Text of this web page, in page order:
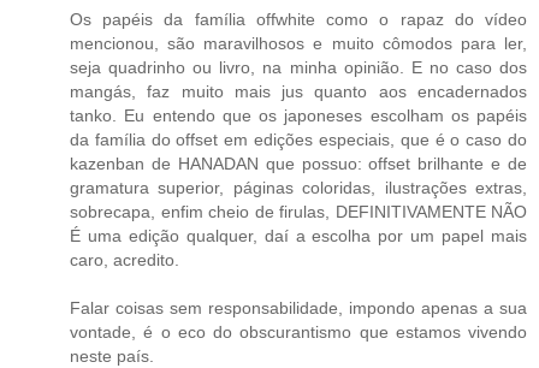
Os papéis da família offwhite como o rapaz do vídeo
mencionou, são maravilhosos e muito cômodos para ler,
seja quadrinho ou livro, na minha opinião. E no caso dos
mangás, faz muito mais jus quanto aos encadernados
tanko. Eu entendo que os japoneses escolham os papéis
da família do offset em edições especiais, que é o caso do
kazenban de HANADAN que possuo: offset brilhante e de
gramatura superior, páginas coloridas, ilustrações extras,
sobrecapa, enfim cheio de firulas, DEFINITIVAMENTE NÃO
É uma edição qualquer, daí a escolha por um papel mais
caro, acredito.
Falar coisas sem responsabilidade, impondo apenas a sua
vontade, é o eco do obscurantismo que estamos vivendo
neste país.